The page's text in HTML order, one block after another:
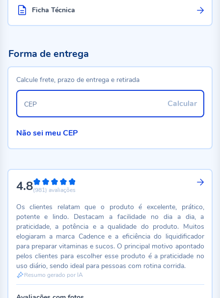
Ficha Técnica
4.896%
(981) avaliações
Os clientes relatam que o produto é excelente, prático,
potente e lindo. Destacam a facilidade no dia a dia, a
praticidade, a potência e a qualidade do produto. Muitos
elogiaram a marca Cadence e a eficiência do liquidificador
para preparar vitaminas e sucos. O principal motivo apontado
pelos clientes para escolher esse produto é a praticidade no
uso diário, sendo ideal para pessoas com rotina corrida.
Resumo gerado por IA
Forma de entrega
Calcule frete, prazo de entrega e retirada
Calcular
CEP
Não sei meu CEP